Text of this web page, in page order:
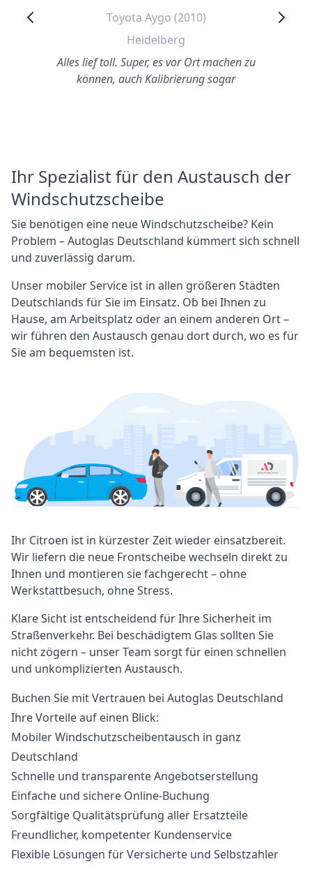
Toyota Aygo (2010)
Heidelberg
Alles lief toll. Super, es vor Ort machen zu
können, auch Kalibrierung sogar
Ihr Spezialist für den Austausch der
Windschutzscheibe
Sie benötigen eine neue Windschutzscheibe? Kein
Problem – Autoglas Deutschland kümmert sich schnell
und zuverlässig darum.
Unser mobiler Service ist in allen größeren Städten
Deutschlands für Sie im Einsatz. Ob bei Ihnen zu
Hause, am Arbeitsplatz oder an einem anderen Ort –
wir führen den Austausch genau dort durch, wo es für
Sie am bequemsten ist.
Ihr Citroen ist in kürzester Zeit wieder einsatzbereit.
Wir liefern die neue Frontscheibe wechseln direkt zu
Ihnen und montieren sie fachgerecht – ohne
Werkstattbesuch, ohne Stress.
Klare Sicht ist entscheidend für Ihre Sicherheit im
Straßenverkehr. Bei beschädigtem Glas sollten Sie
nicht zögern – unser Team sorgt für einen schnellen
und unkomplizierten Austausch.
Buchen Sie mit Vertrauen bei Autoglas Deutschland
Ihre Vorteile auf einen Blick:
Mobiler Windschutzscheibentausch in ganz
Deutschland
Schnelle und transparente Angebotserstellung
Einfache und sichere Online-Buchung
Sorgfältige Qualitätsprüfung aller Ersatzteile
Freundlicher, kompetenter Kundenservice
Flexible Lösungen für Versicherte und Selbstzahler